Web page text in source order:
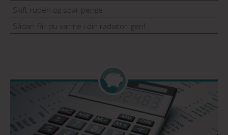
Skift ruden og spar penge
Sådan får du varme i din radiator igen!